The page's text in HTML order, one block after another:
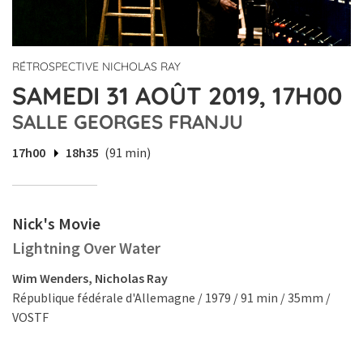
RÉTROSPECTIVE NICHOLAS RAY
SAMEDI 31 AOÛT 2019, 17H00
SALLE GEORGES FRANJU
17h00 18h35 (91 min)
Nick's Movie
Lightning Over Water
Wim Wenders, Nicholas Ray
République fédérale d'Allemagne / 1979 / 91 min / 35mm /
VOSTF